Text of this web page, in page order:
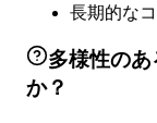
長期的な
多様性の
か？